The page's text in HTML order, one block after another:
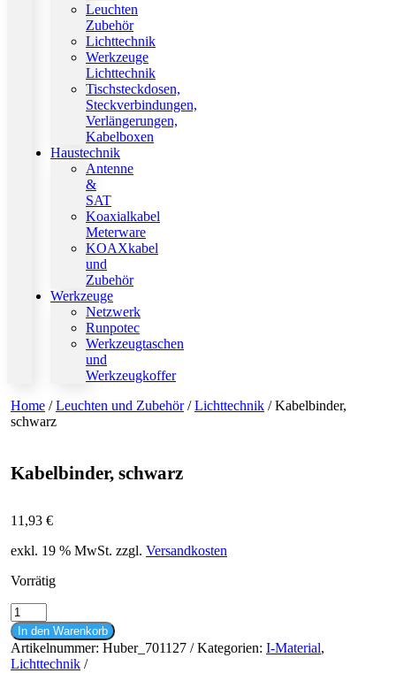
Leuchten
Zubehör
Lichttechnik
Werkzeuge
Lichttechnik
Tischsteckdosen,
Steckverbindungen,
Verlängerungen,
Kabelboxen
Haustechnik
Antenne
&
SAT
Koaxialkabel
Meterware
KOAXkabel
und
Zubehör
Werkzeuge
Netzwerk
Runpotec
Werkzeugtaschen
und
Werkzeugkoffer
Home /Leuchten und Zubehör/Lichttechnik / Kabelbinder,
schwarz
Kabelbinder, schwarz
11,93 €
exkl. 19 % MwSt. zzgl. Versandkosten
Vorrätig
Kabelbinder,
schwarz
Menge
In den Warenkorb
Artikelnummer: Huber_701127 Kategorien: I-Material,
Lichttechnik